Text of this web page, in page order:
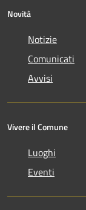
Novità
Notizie
Comunicati
Avvisi
Vivere il Comune
Luoghi
Eventi